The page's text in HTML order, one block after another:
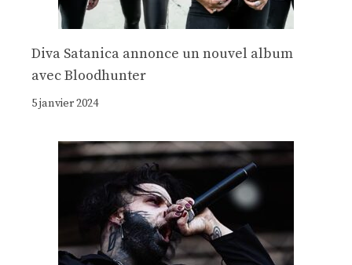
Diva Satanica annonce un nouvel album
avec Bloodhunter
5 janvier 2024